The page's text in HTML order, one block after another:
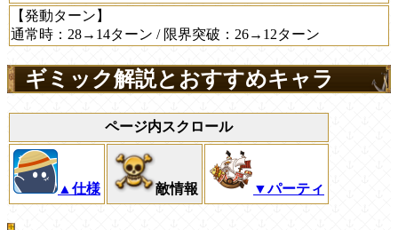
【発動ターン】
通常時：28→14ターン / 限界突破：26→12ターン
ギミック解説とおすすめキャラ
ページ内スクロール
▲仕様 敵情報 ▼パーティ